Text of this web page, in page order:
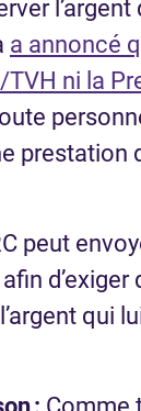
a annoncé
ni la
prestation
peut
d’exiger
qui